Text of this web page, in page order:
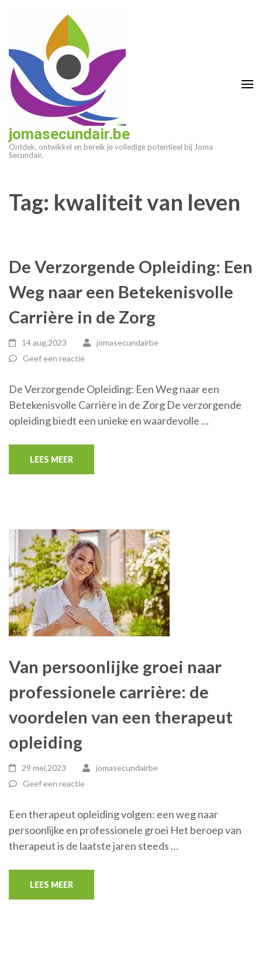
(druk
enter)
jomasecundair.be
Ontdek, ontwikkel en bereik je volledige potentieel bij Joma
Secundair.
Tag: kwaliteit van leven
De Verzorgende Opleiding: Een
Weg naar een Betekenisvolle
Carrière in de Zorg
14 aug,2023
jomasecundairbe
Geef een reactie
De Verzorgende Opleiding: Een Weg naar een
Betekenisvolle Carrière in de Zorg De verzorgende
opleiding biedt een unieke en waardevolle …
LEES MEER
Van persoonlijke groei naar
professionele carrière: de
voordelen van een therapeut
opleiding
29 mei,2023
jomasecundairbe
Geef een reactie
Een therapeut opleiding volgen: een weg naar
persoonlijke en professionele groei Het beroep van
therapeut is de laatste jaren steeds …
LEES MEER